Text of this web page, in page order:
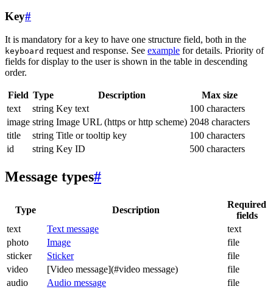
Key#
It is mandatory for a key to have one structure field, both in the
keyboard request and response. See example for details. Priority of
fields for display to the user is shown in the table in descending
order.
Field Type Description
Max size
text
string Key text
100 characters
image string Image URL (https or http scheme) 2048 characters
title
string Title or tooltip key
100 characters
id
string Key ID 500 characters
Message types#
Type Description
Required
fields
text
Text message
text
photo
Image
file
sticker
Sticker
file
video
[Video message](#video message)
file
audio
Audio message file